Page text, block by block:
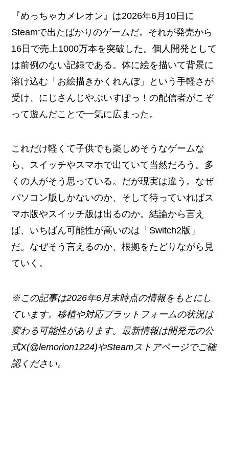
『めっちゃカメレオン』は2026年6月10日に
Steamで出たばかりのゲームだ。それが発売から
16日で売上1000万本を突破した。個人開発として
は前例のない記録である。体に絵を描いて背景に
溶け込む「お絵描きかくれんぼ」という手軽さが
受け、にじさんじやぶいすぽっ！の配信者がこぞ
って遊んだことで一気に広まった。
これだけ軽くて子供でも楽しめそうなゲームな
ら、スイッチやスマホで出ていて当然だろう。多
くの人がそう思っている。だが現実は違う。なぜ
パソコン版しかないのか、そして待っていればス
マホ版やスイッチ版は出るのか。結論から言え
ば、いちばん可能性が高いのは「Switch2版」
だ。なぜそう言えるのか、根拠をたどりながら見
ていく。
※この記事は2026年6月末時点の情報をもとにし
ています。移植や対応プラットフォームの状況は
変わる可能性があります。最新情報は開発元の公
式X(@lemorion1224)やSteamストアページでご確
認ください。